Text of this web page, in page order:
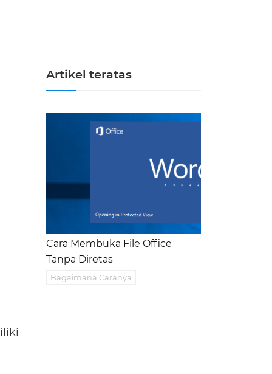
Artikel teratas
Cara Membuka File Office
Tanpa Diretas
Bagaimana Caranya